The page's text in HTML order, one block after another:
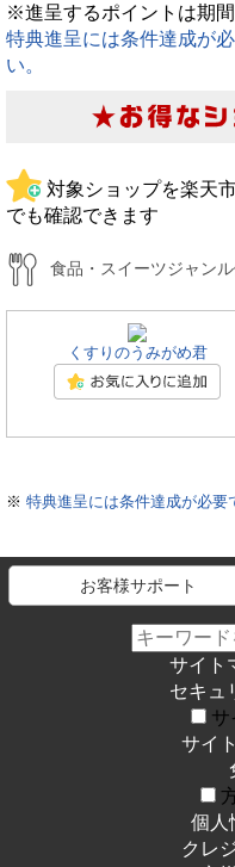
※進呈するポイントは期
特典進呈には条件達成が
い。
対象ショップを楽天
でも確認できます
食品・スイーツジャン
くすりのうみがめ君
※ 特典進呈には条件達成が必要
お客様サポート
サイト
セキュ
サ
サイ
個人
クレ